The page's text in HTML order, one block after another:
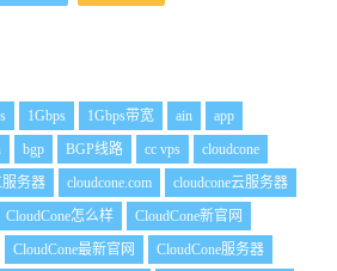
1Gbps 1Gbps带宽 ain
app
bgp BGP线路 cc vps
cloudcone
服务器
cloudcone.com
cloudcone云服务器
CloudCone怎么样
CloudCone新官网
CloudCone最新官网
CloudCone服务器